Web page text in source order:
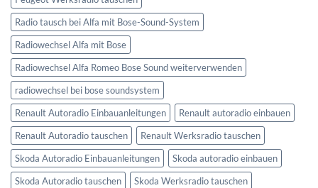
Radio tausch bei Alfa mit Bose-Sound-System
Radiowechsel Alfa mit Bose
Radiowechsel Alfa Romeo Bose Sound weiterverwenden
radiowechsel bei bose soundsystem‎
Renault Autoradio Einbauanleitungen
Renault autoradio einbauen
Renault Autoradio tauschen
Renault Werksradio tauschen
Skoda Autoradio Einbauanleitungen
Skoda autoradio einbauen
Skoda Autoradio tauschen
Skoda Werksradio tauschen